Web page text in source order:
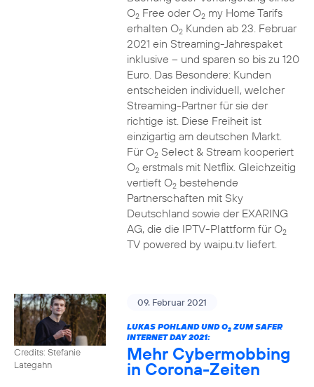
O2Free oder O2my Home Tarifs
erhalten O2Kunden ab 23. Februar
2021 ein Streaming-Jahrespaket
inklusive – und sparen so bis zu 120
Euro. Das Besondere: Kunden
entscheiden individuell, welcher
Streaming-Partner für sie der
richtige ist. Diese Freiheit ist
einzigartig am deutschen Markt.
Für O2Select & Stream kooperiert
O2erstmals mit Netflix. Gleichzeitig
vertieft O2bestehende
Partnerschaften mit Sky
Deutschland sowie der EXARING
AG, die die IPTV-Plattform für O2
TV powered by waipu.tv liefert.
Credits: Stefanie
Lategahn
09. Februar 2021
LUKAS POHLAND UND O2ZUM SAFER
INTERNET DAY 2021:
Mehr Cybermobbing
in Corona-Zeiten